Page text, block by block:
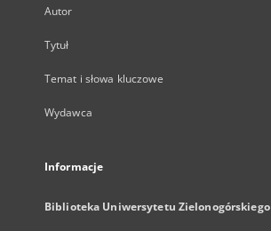
Autor
Tytuł
Temat i słowa kluczowe
Wydawca
Informacje
Biblioteka Uniwersytetu Zielonogórskiego